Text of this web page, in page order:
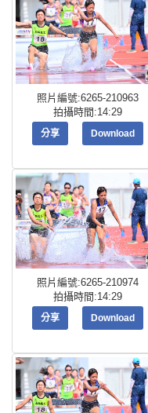
照片編號:6265-210963
拍攝時間:14:29
分享 Download
照片編號:6265-210974
拍攝時間:14:29
分享 Download